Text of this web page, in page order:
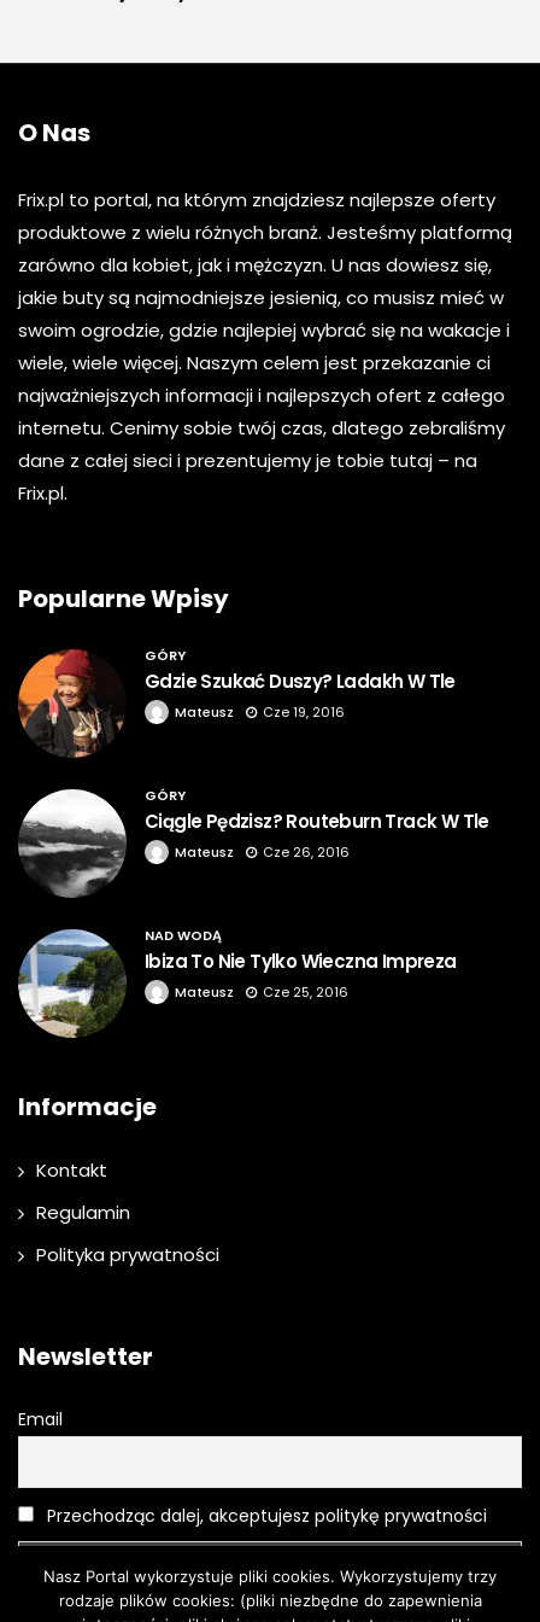
O Nas
Frix.pl to portal, na którym znajdziesz najlepsze oferty
produktowe z wielu różnych branż. Jesteśmy platformą
zarówno dla kobiet, jak i mężczyzn. U nas dowiesz się,
jakie buty są najmodniejsze jesienią, co musisz mieć w
swoim ogrodzie, gdzie najlepiej wybrać się na wakacje i
wiele, wiele więcej. Naszym celem jest przekazanie ci
najważniejszych informacji i najlepszych ofert z całego
internetu. Cenimy sobie twój czas, dlatego zebraliśmy
dane z całej sieci i prezentujemy je tobie tutaj – na
Frix.pl.
Popularne Wpisy
GÓRY
Gdzie Szukać Duszy? Ladakh W Tle
Mateusz Cze 19, 2016
GÓRY
Ciągle Pędzisz? Routeburn Track W Tle
Mateusz Cze 26, 2016
NAD WODĄ
Ibiza To Nie Tylko Wieczna Impreza
Mateusz Cze 25, 2016
Informacje
Kontakt
Regulamin
Polityka prywatności
Newsletter
Email
Przechodząc dalej, akceptujesz politykę prywatności
Nasz Portal wykorzystuje pliki cookies. Wykorzystujemy trzy
rodzaje plików cookies: (pliki niezbędne do zapewnienia